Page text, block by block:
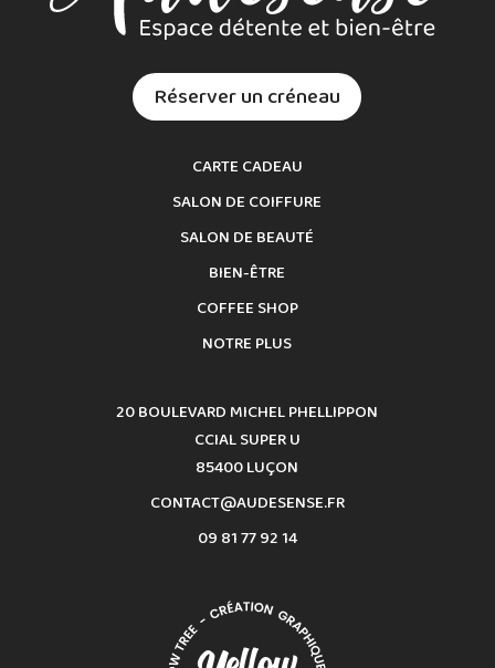
Réserver un créneau
CARTE CADEAU
SALON DE COIFFURE
SALON DE BEAUTÉ
BIEN-ÊTRE
COFFEE SHOP
NOTRE PLUS
20 BOULEVARD MICHEL PHELLIPPON
CCIAL SUPER U
85400 LUÇON
CONTACT@AUDESENSE.FR
09 81 77 92 14